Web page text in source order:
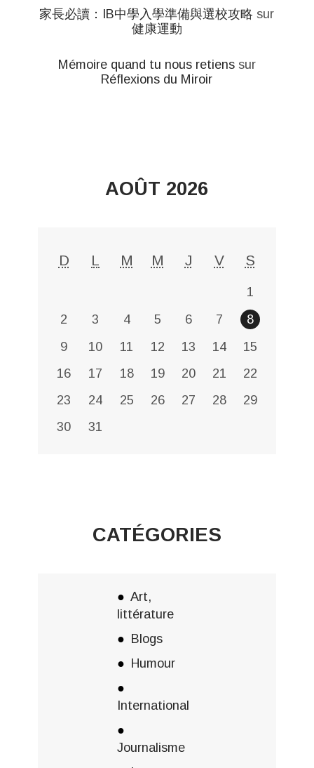
家長必讀：IB中學入學準備與選校攻略 sur
健康運動
Mémoire quand tu nous retienssur
Réflexions du Miroir
AOÛT 2026
D L M M J V S
1
2
3 4 5 6 7
8
9
10 11 12 13 14
15
16
17 18 19 20 21
22
23
24 25 26 27 28
29
30
31
CATÉGORIES
Art,
littérature
Blogs
Humour
International
Journalisme